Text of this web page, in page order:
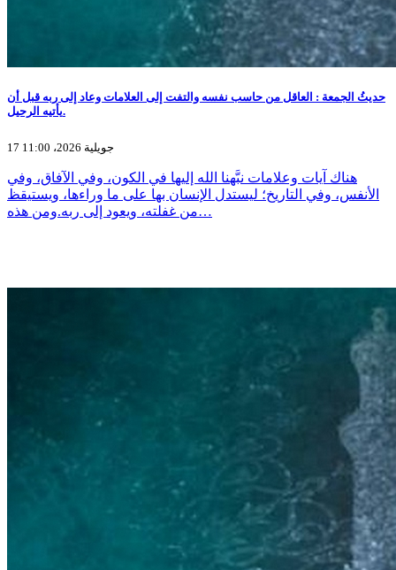
حديثُ الجمعة : العاقل من حاسب نفسه والتفت إلى العلامات وعاد إلى ربه قبل أن
يأتيه الرحيل.
17 جويلية 2026، 11:00
هناك آيات وعلامات نبَّهنا الله إليها في الكون، وفي الآفاق، وفي
الأنفس، وفي التاريخ؛ ليستدل الإنسان بها على ما وراءها، ويستيقظ
من غفلته، ويعود إلى ربه.ومن هذه…